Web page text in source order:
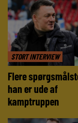
STORT INTERVIEW
Flere
han er ude af
kamptruppen